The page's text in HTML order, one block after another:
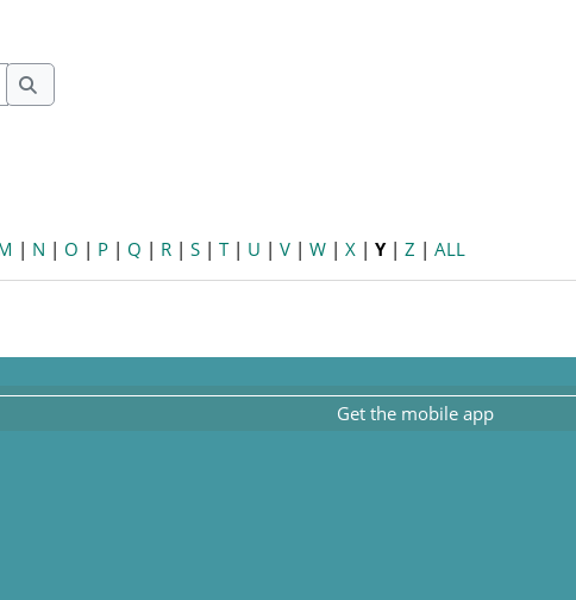
Search
Search
| N | O | P | Q | R |S |T| U |V |W |X |Y|Z |ALL
Get the mobile app